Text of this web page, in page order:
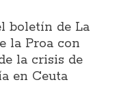
boletín de La
la Proa con
la crisis de
en Ceuta